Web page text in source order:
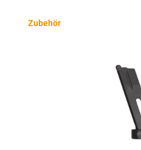
Produktgalerie überspringen
Zubehör